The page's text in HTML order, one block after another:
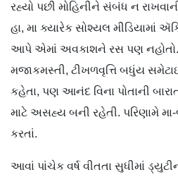
રહ્યો પછી મોહિનીને સંબંધ ન
હા, મા ક્યારેક સોશ્યલ મીડિયામાં
આપે એમાં અવકાશને રસ પણ
મજાકમસ્તી, ટીખળવૃત્તિ બધુંય
કહેતા, પણ આનંદ વિના પોતાની
માટે અસહ્ય બની રહેતી. પરિણામે
કરતાં.
આવાં પાંચેક વર્ષ વીતતા સુધીમાં